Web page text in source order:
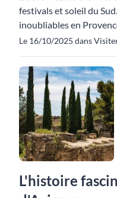
festivals et soleil du
inoubliables en
Le 16/10/2025 dans
L'histoire